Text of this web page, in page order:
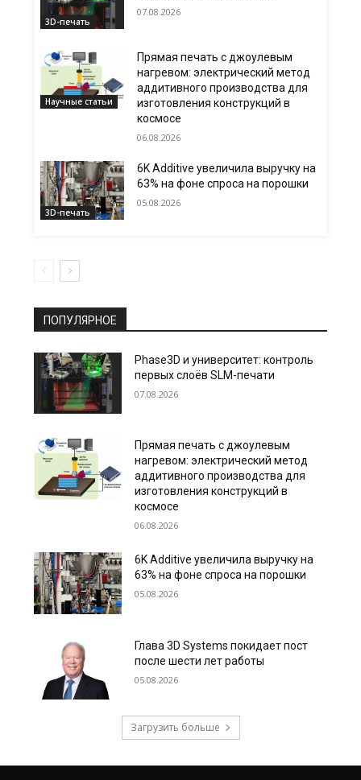
3D-печать
07.08.2026
Научные статьи
Прямая печать с джоулевым
нагревом: электрический метод
аддитивного производства для
изготовления конструкций в
космосе
06.08.2026
3D-печать
6K Additive увеличила выручку на
63% на фоне спроса на порошки
05.08.2026
ПОПУЛЯРНОЕ
Phase3D и университет: контроль
первых слоёв SLM-печати
07.08.2026
Прямая печать с джоулевым
нагревом: электрический метод
аддитивного производства для
изготовления конструкций в
космосе
06.08.2026
6K Additive увеличила выручку на
63% на фоне спроса на порошки
05.08.2026
Глава 3D Systems покидает пост
после шести лет работы
05.08.2026
Загрузить больше